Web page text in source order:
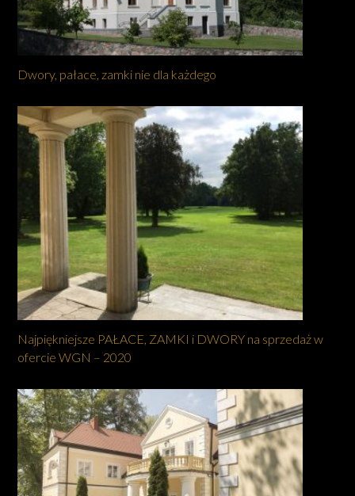
Dwory, pałace, zamki nie dla każdego
Najpiękniejsze PAŁACE, ZAMKI i DWORY na sprzedaż w
ofercie WGN – 2020